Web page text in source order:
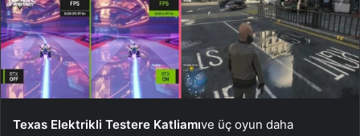
Texas Elektrikli Testere Katliamıve üç oyun daha